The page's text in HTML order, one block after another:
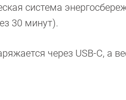
система
30 минут).
через USB-C, а